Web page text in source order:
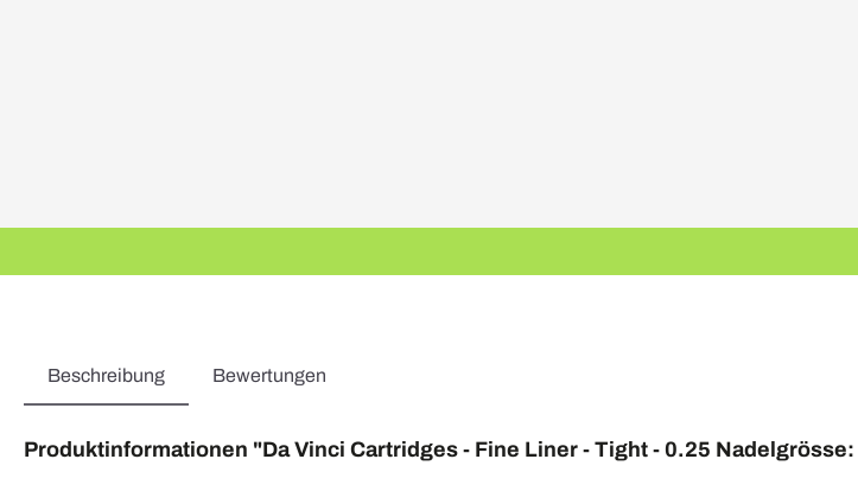
Beschreibung Bewertungen
Produktinformationen "Da Vinci Cartridges - Fine Liner - Tight - 0.25 Nadelgrösse: